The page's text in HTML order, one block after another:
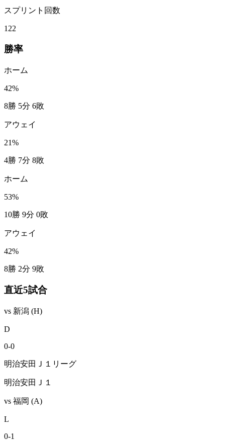
スプリント回数
122
勝率
ホーム
42%
8勝 5分 6敗
アウェイ
21%
4勝 7分 8敗
ホーム
53%
10勝 9分 0敗
アウェイ
42%
8勝 2分 9敗
直近5試合
vs 新潟 (H)
D
0-0
明治安田Ｊ１リーグ
明治安田Ｊ１
vs 福岡 (A)
L
0-1